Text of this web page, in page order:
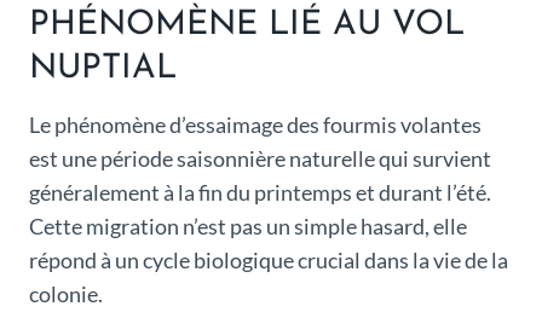
PHÉNOMÈNE LIÉ AU VOL
NUPTIAL
Le phénomène d’essaimage des fourmis volantes
est une période saisonnière naturelle qui survient
généralement à la fin du printemps et durant l’été.
Cette migration n’est pas un simple hasard, elle
répond à un cycle biologique crucial dans la vie de la
colonie.